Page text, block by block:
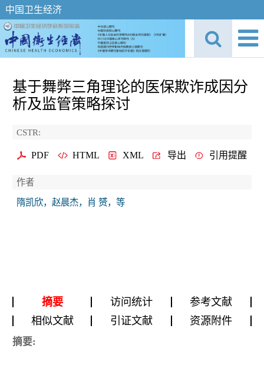
中国卫生经济
基于舞弊三角理论的医保欺诈成因分
析及监管策略探讨
CSTR:
PDF HTML XML 导出 引用提醒
作者
隋凯欣，赵晨杰，肖 赟，等
摘要 访问统计
参考文献
相似文献
引证文献 资源附件
摘要: